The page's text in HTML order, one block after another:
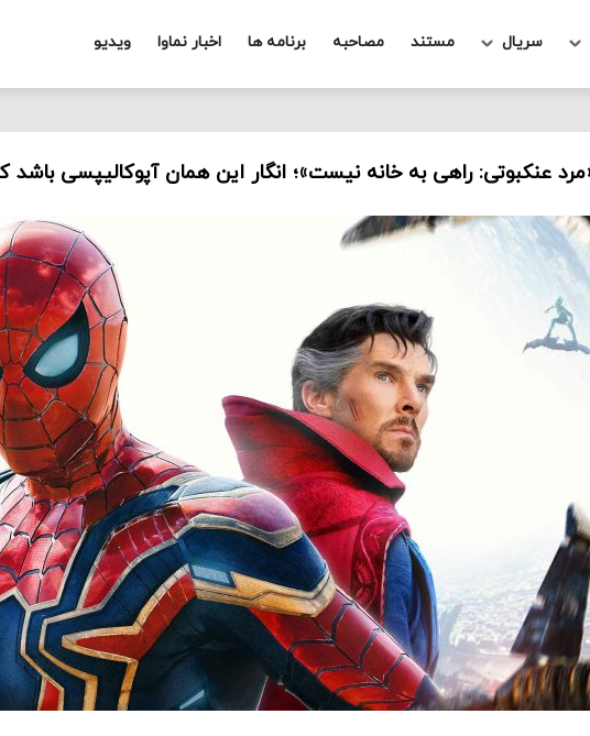
سریال مستند مصاحبه برنامه ها اخبار نماوا ویدیو
عنکبوتی: راهی به خانه نیست»؛ انگار این همان آپوکالیپسی